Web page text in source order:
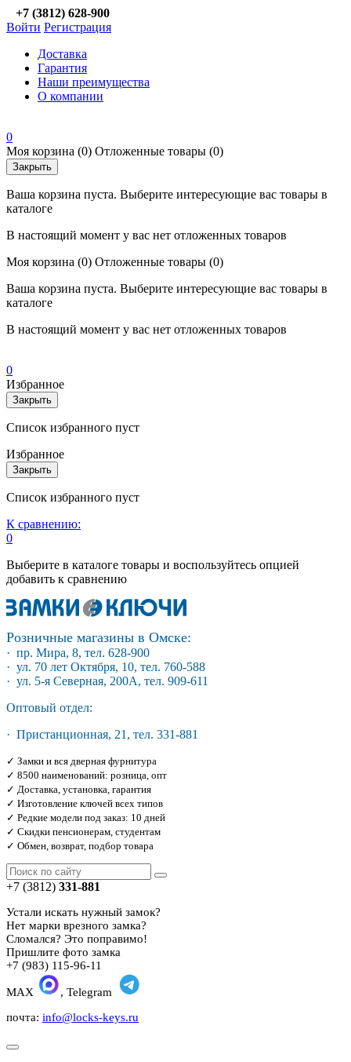
+7 (3812) 628-900
Войти Регистрация
Доставка
Гарантия
Наши преимущества
О компании
0
Моя корзина (0) Отложенные товары (0)
Закрыть
Ваша корзина пуста. Выберите интересующие вас товары в
каталоге
В настоящий момент у вас нет отложенных товаров
Моя корзина (0) Отложенные товары (0)
Ваша корзина пуста. Выберите интересующие вас товары в
каталоге
В настоящий момент у вас нет отложенных товаров
0
Избранное
Закрыть
Список избранного пуст
Избранное
Закрыть
Список избранного пуст
К сравнению:
0
Выберите в каталоге товары и воспользуйтесь опцией
добавить к сравнению
Розничные магазины в Омске:
· пр. Мира, 8, тел. 628-900
· ул. 70 лет Октября, 10, тел. 760-588
· ул. 5-я Северная, 200А, тел. 909-611
Оптовый отдел:
· Пристанционная, 21, тел. 331-881
✓ Замки и вся дверная фурнитура
✓ 8500 наименований: розница, опт
✓ Доставка, установка, гарантия
✓ Изготовление ключей всех типов
✓ Редкие модели под заказ: 10 дней
✓ Скидки пенсионерам, студентам
✓ Обмен, возврат, подбор товара
+7 (3812) 331-881
Устали искать нужный замок?
Нет марки врезного замка?
Сломался? Это поправимо!
Пришлите фото замка
+7 (983) 115-96-11
MAX
, Telegram
почта: info@locks-keys.ru